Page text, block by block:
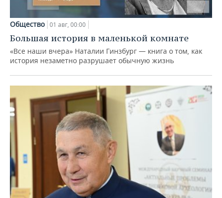
Общество 01 авг, 00:00
Большая история в маленькой комнате
«Все наши вчера» Наталии Гинзбург — книга о том, как
история незаметно разрушает обычную жизнь